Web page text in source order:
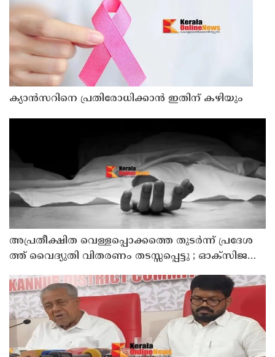
ക്യാൻസറിനെ പ്രതിരോധിക്കാൻ ഇതിന് കഴിയും
അ​പ്ര​തീ​ക്ഷി​ത വെ​ള്ള​പ്പൊ​ക്ക​ത്തെ തു​ട​ർ​ന്ന് പ്ര​ദേ​ശ​
ത്ത് വൈ​ദ്യു​തി വി​ത​ര​ണം ത​ട​സ്സ​പ്പെ​ട്ടു ; ഓക്സിജൻ